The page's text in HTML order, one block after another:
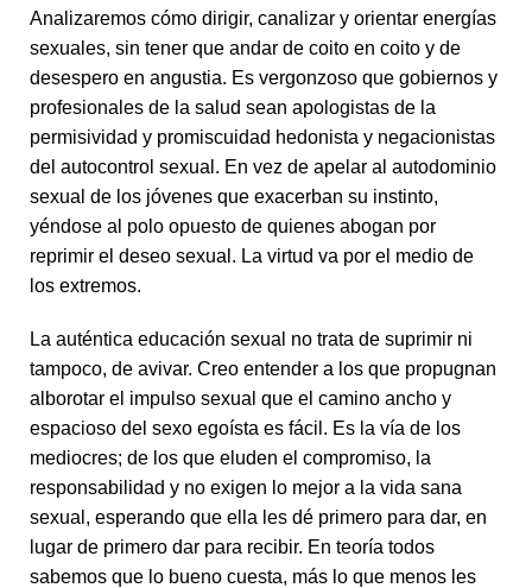
Analizaremos cómo dirigir, canalizar y orientar energías
sexuales, sin tener que andar de coito en coito y de
desespero en angustia. Es vergonzoso que gobiernos y
profesionales de la salud sean apologistas de la
permisividad y promiscuidad hedonista y negacionistas
del autocontrol sexual. En vez de apelar al autodominio
sexual de los jóvenes que exacerban su instinto,
yéndose al polo opuesto de quienes abogan por
reprimir el deseo sexual. La virtud va por el medio de
los extremos.
La auténtica educación sexual no trata de suprimir ni
tampoco, de avivar. Creo entender a los que propugnan
alborotar el impulso sexual que el camino ancho y
espacioso del sexo egoísta es fácil. Es la vía de los
mediocres; de los que eluden el compromiso, la
responsabilidad y no exigen lo mejor a la vida sana
sexual, esperando que ella les dé primero para dar, en
lugar de primero dar para recibir. En teoría todos
sabemos que lo bueno cuesta, más lo que menos les